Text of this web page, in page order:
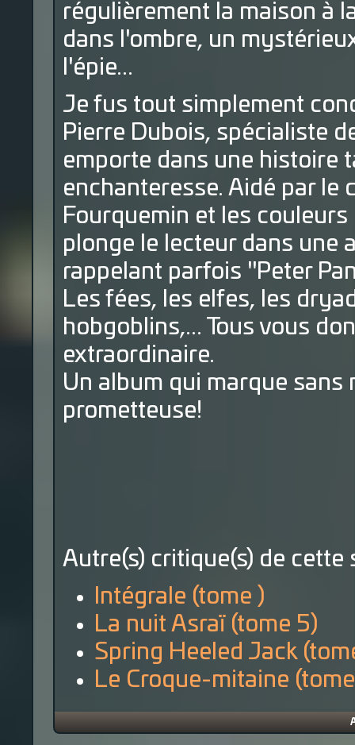
régulièrement la maison à
dans l'ombre, un
l'épie...
Je fus tout simplement
Pierre Dubois, spécialiste
emporte dans une histoire
enchanteresse. Aidé par le
Fourquemin et les
plonge le lecteur dans une
rappelant parfois "Peter
Les fées, les elfes, les
hobgoblins,... Tous vous
extraordinaire.
Un album qui marque
prometteuse!
Autre(s) critique(s) de cette
Intégrale (tome )
La nuit Asraï (tome 5)
Spring Heeled Jack
Le Croque-mitaine